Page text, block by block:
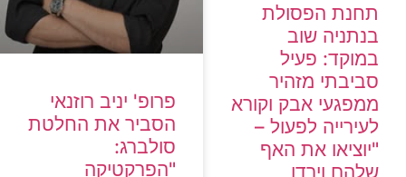
תחנת הפסולת
בנתניה שוב
במוקד: פעיל
סביבתי מזהיר
ממפגעי אבק וקורא
לעירייה לפעול –
"יוציאו את האף
שלהם וירדו
פרופ' יניב רוזנאי
הסביר את החלטת
סולברג:
"הפרקטיקה